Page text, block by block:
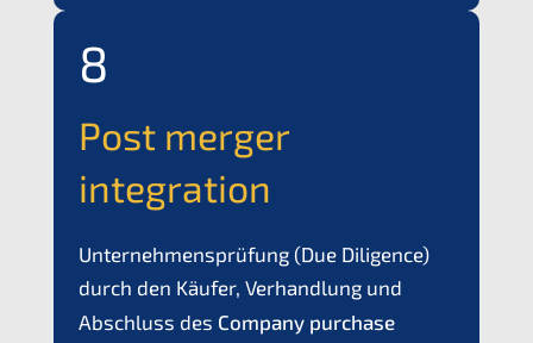
8
Post merger
integration
Unter­neh­mens­prü­fung (Due Diligence)
durch den Käufer, Verhand­lung und
Abschluss des Compa­ny purcha­se